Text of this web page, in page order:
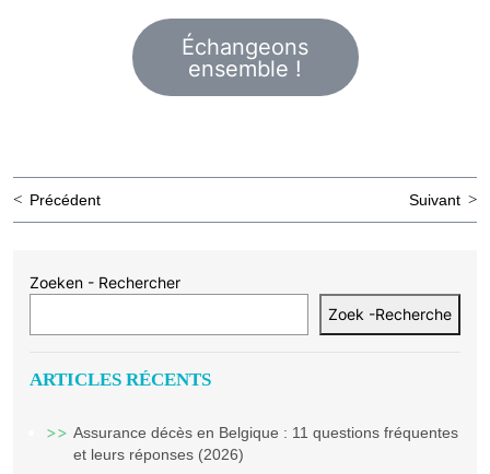
Échangeons
ensemble !
Navigation
l’article
Précédent Suivant
Zoeken - Rechercher
Zoek -Recherche
ARTICLES RÉCENTS
Assurance décès en Belgique : 11 questions fréquentes
et leurs réponses (2026)